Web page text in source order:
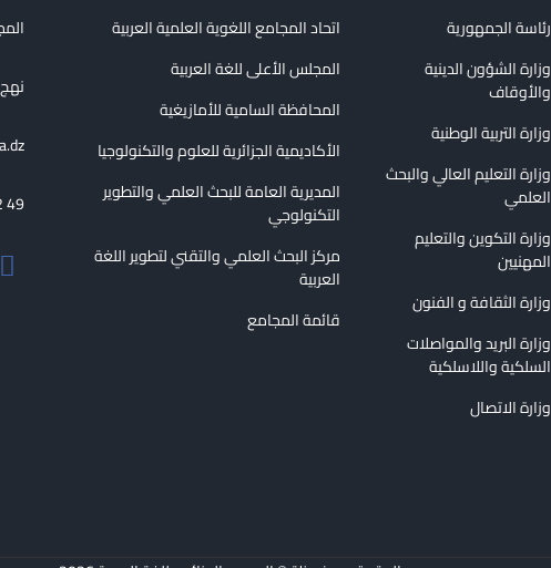
رئاسة الجمهورية
وزارة الشؤون الدينية
والأوقاف
وزارة التربية الوطنية
وزارة التعليم العالي والبحث
العلمي
وزارة التكوين والتعليم
المهنيين
وزارة الثقافة و الفنون
وزارة البريد والمواصلات
السلكية واللاسلكية
وزارة الاتصال
اتحاد المجامع اللغوية العلمية العربية
المجلس الأعلى للغة العربية
المحافظة السامية للأمازيغية
الأكاديمية الجزائرية للعلوم والتكنولوجيا
المديرية العامة للبحث العلمي والتطوير
التكنولوجي
مركز البحث العلمي والتقني لتطوير اللغة
العربية
قائمة المجامع
نهج
49